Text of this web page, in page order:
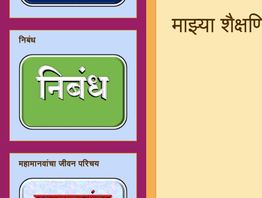
माझ्या
निबंध
महामानवांचा जीवन परिचय